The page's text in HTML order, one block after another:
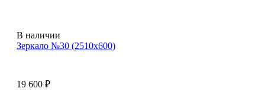
В наличии
Зеркало №30 (2510х600)
19 600 ₽